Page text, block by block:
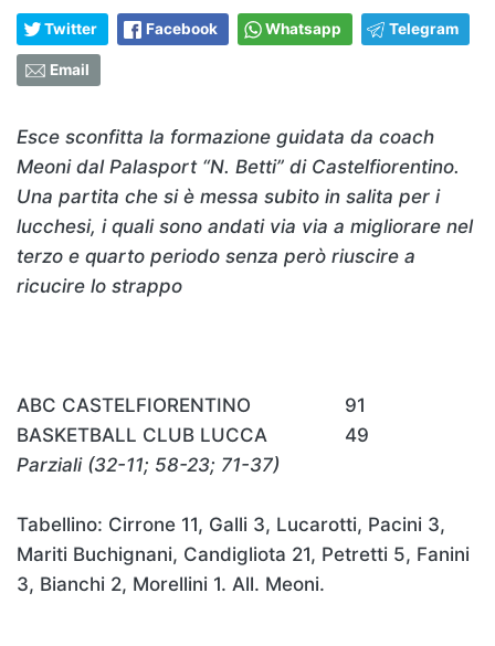
Twitter Facebook Whatsapp Telegram
Email
Esce sconfitta la formazione guidata da coach
Meoni dal Palasport “N. Betti” di Castelfiorentino.
Una partita che si è messa subito in salita per i
lucchesi, i quali sono andati via via a migliorare nel
terzo e quarto periodo senza però riuscire a
ricucire lo strappo
ABC CASTELFIORENTINO 91
BASKETBALL CLUB LUCCA 49
Parziali (32-11; 58-23; 71-37)
Tabellino: Cirrone 11, Galli 3, Lucarotti, Pacini 3,
Mariti Buchignani, Candigliota 21, Petretti 5, Fanini
3, Bianchi 2, Morellini 1. All. Meoni.